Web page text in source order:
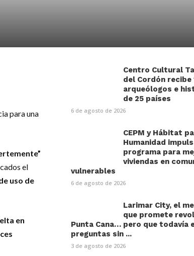
para una
el
uso de
en
Centro Cultural
del Cordón recibe
arqueólogos e
de 25 países
6 de agosto de 2026
CEPM y Hábitat
Humanidad
programa para
viviendas en
vulnerables
6 de agosto de 2026
Larimar City, el
que promete
Punta Cana… pero que todavía
preguntas sin ...
3 de agosto de 2026